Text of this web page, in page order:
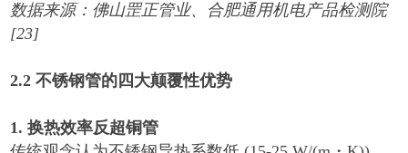
数据来源：佛山罡正管业、合肥通用机电产品检测院
[23]
2.2不锈钢管的四大颠覆性优势
1.换热效率反超铜管